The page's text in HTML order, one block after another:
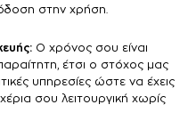
στην χρήση.
Ο χρόνος σου είναι
έτσι ο στόχος μας
υπηρεσίες ώστε να έχεις
σου λειτουργική χωρίς